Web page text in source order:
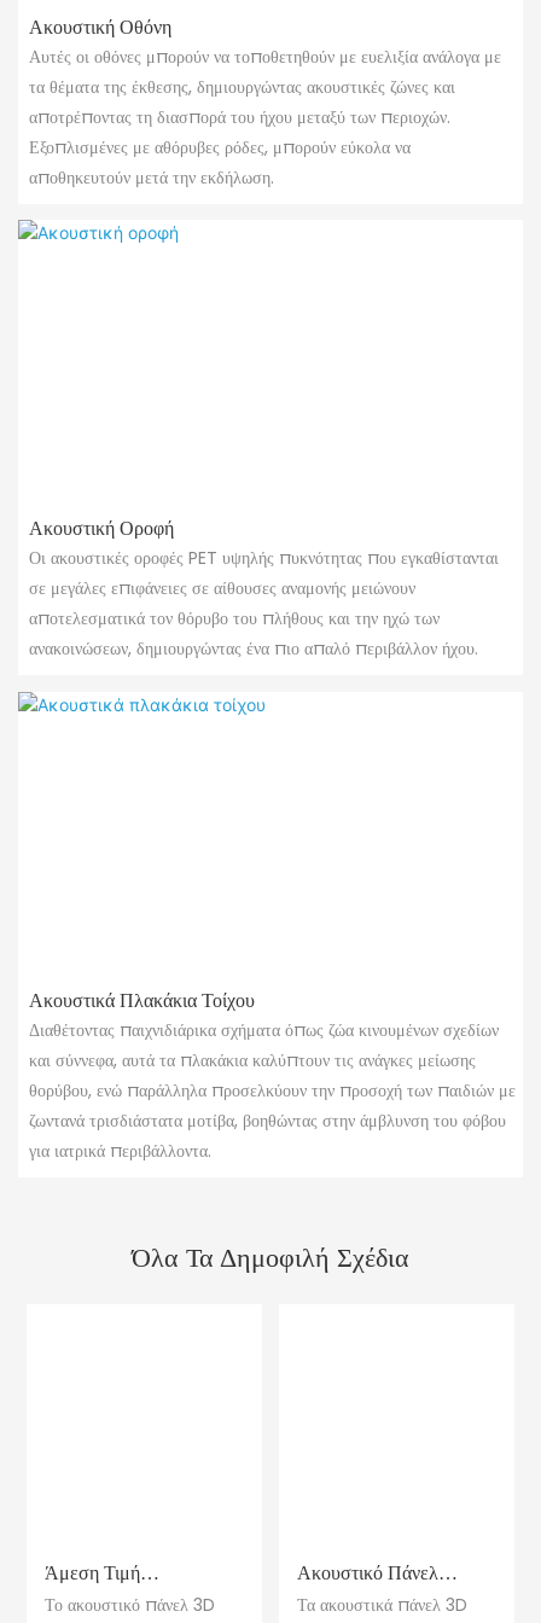
Ακουστική Οθόνη
Αυτές οι οθόνες μπορούν να τοποθετηθούν με ευελιξία ανάλογα με
τα θέματα της έκθεσης, δημιουργώντας ακουστικές ζώνες και
αποτρέποντας τη διασπορά του ήχου μεταξύ των περιοχών.
Εξοπλισμένες με αθόρυβες ρόδες, μπορούν εύκολα να
αποθηκευτούν μετά την εκδήλωση.
Ακουστική Οροφή
Οι ακουστικές οροφές PET υψηλής πυκνότητας που εγκαθίστανται
σε μεγάλες επιφάνειες σε αίθουσες αναμονής μειώνουν
αποτελεσματικά τον θόρυβο του πλήθους και την ηχώ των
ανακοινώσεων, δημιουργώντας ένα πιο απαλό περιβάλλον ήχου.
Ακουστικά Πλακάκια Τοίχου
Διαθέτοντας παιχνιδιάρικα σχήματα όπως ζώα κινουμένων σχεδίων
και σύννεφα, αυτά τα πλακάκια καλύπτουν τις ανάγκες μείωσης
θορύβου, ενώ παράλληλα προσελκύουν την προσοχή των παιδιών με
ζωντανά τρισδιάστατα μοτίβα, βοηθώντας στην άμβλυνση του φόβου
για ιατρικά περιβάλλοντα.
Όλα Τα Δημοφιλή Σχέδια
Άμεση Τιμή
Εργοστασίου 3D PET
Το ακουστικό πάνελ 3D
Ακουστικό Πάνελ
Rooaoo 3D
Τα ακουστικά πάνελ 3D